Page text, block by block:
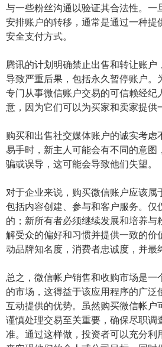
与一些粉丝沟通以验证其合法性。一
安排账户的转移，通常是通过一种提
安全支付方式。
腾讯的计划明确禁止出售和转让账户
导致严重后果，包括永久暂停账户。
专门从事微信账户交易的可信赖经纪
意，因为它们可以为买家和卖家提供
购买和出售社交媒体账户的诚实考虑
易手时，新主人可能会有不同的意图
骗或误导，这可能会导致他们失望。
对于企业来说，购买微信账户应该属
包括内容创建、参与和客户服务。仅
的；新所有者必须继续发展和培养与
解受众的偏好和习惯并提供一致的价
动品牌知名度，消费者忠诚度，并最
总之，微信帐户销售和收购市场是一
的市场，这得益于该应用程序的广泛
互动提供的优势。虽然购买微信帐户
谨慎处理交易至关重要，确保尽职调
准。通过这样做，投资者可以充分利